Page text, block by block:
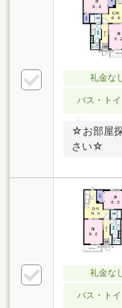
礼金な
バス・ト
☆お部屋
さい☆
礼金な
バス・トイ